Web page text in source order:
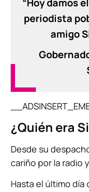
“Hoy damos
periodista
amigo
¿Quién era
Desde su
cariño por la radio
Hasta el último